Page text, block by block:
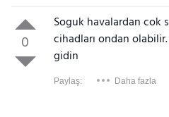
0
Soguk havalardan cok
cihadları ondan
gidin
Paylaş: Daha fazla